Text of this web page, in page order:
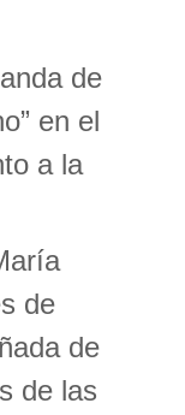
de
en el
a la
de
de
de las